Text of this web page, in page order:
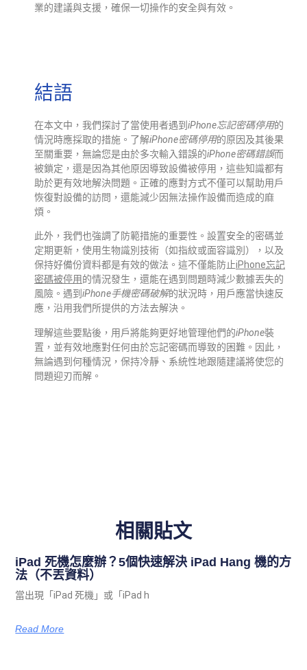
業的建議與支援，確保一切操作的安全與有效。
結語
在本文中，我們探討了當使用者遇到 iPhone忘記密碼停用的
情況時應採取的措施。了解iPhone密碼停用的原因及其後果
至關重要，無論您是由於多次輸入錯誤的iPhone密碼錯誤而
被鎖定，還是因為其他原因導致設備被停用，這些知識都有
助於更有效地解決問題。正確的應對方式不僅可以幫助用戶
恢復對設備的訪問，還能減少因無法操作設備而造成的麻
煩。
此外，我們也強調了防範措施的重要性。設置安全的密碼並
定期更新，使用生物識別技術（如指紋或面容識別），以及
保持好備份資料都是有效的做法。這不僅能防止iPhone忘記
密碼被停用的情況發生，還能在遇到問題時減少數據丟失的
風險。遇到 iPhone手機密碼破解的狀況時，用戶應當快速反
應，沿用我們所提供的方法去解決。
理解這些要點後，用戶將能夠更好地管理他們的iPhone裝
置，並有效地應對任何由於忘記密碼而導致的困難。因此，
無論遇到何種情況，保持冷靜、系統性地跟隨建議將使您的
問題迎刃而解。
相關貼文
iPad 死機怎麼辦？5個快速解決 iPad Hang 機的方
法（不丟資料）
當出現「iPad 死機」或「iPad h
Read More